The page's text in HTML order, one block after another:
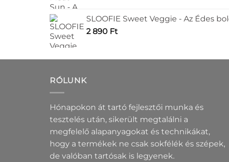
SLOOFIE Sweet Veggie - Az Édes
2 890 Ft
RÓLUNK
Hónapokon át tartó fejlesztői munka és
tesztelés után, sikerült megtalálni a
megfelelő alapanyagokat és technikákat,
hogy a termékek ne csak sokfélék és szépek,
de valóban tartósak is legyenek.